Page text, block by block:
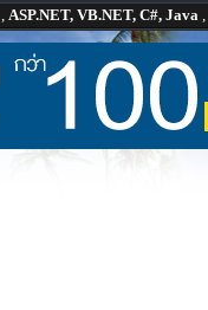
, ASP.NET, VB.NET, C#, Java ,